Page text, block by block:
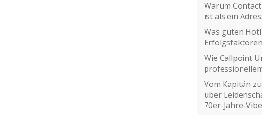
Warum
ist als ein
Was guten
Wie Callpoint
Vom Kapitän
über
70er-Jahre-